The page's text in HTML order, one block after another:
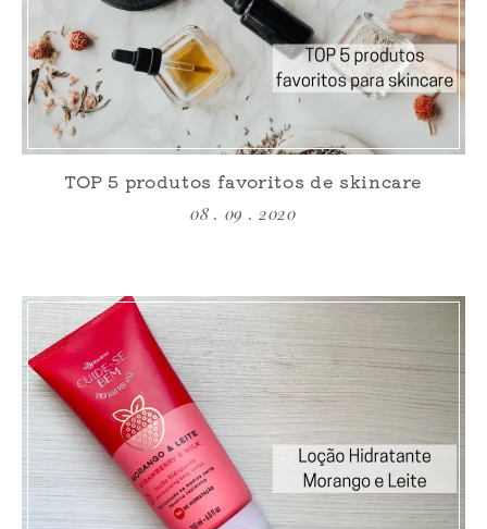
TOP 5 produtos favoritos de skincare
08 . 09 . 2020